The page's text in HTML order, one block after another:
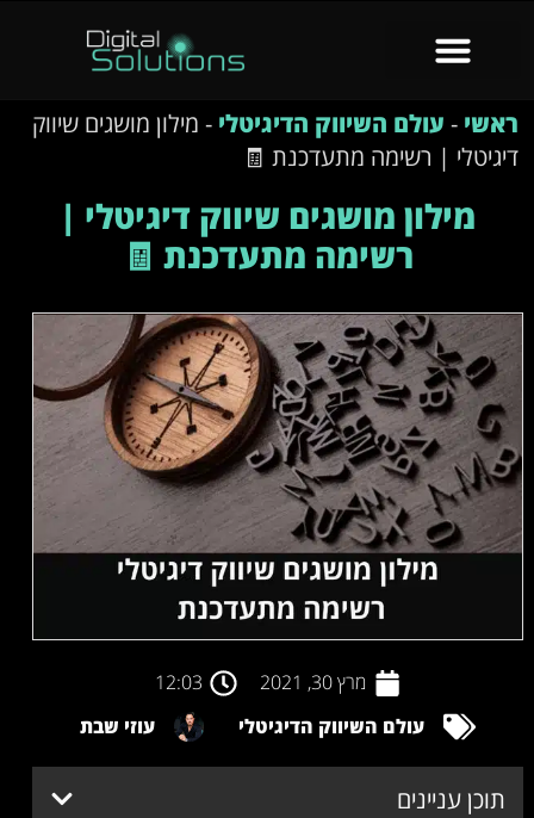
ראשי - עולם השיווק הדיגיטלי - מילון מושגים שיווק
דיגיטלי | רשימה מתעדכנת 🧾
מילון מושגים שיווק דיגיטלי |
רשימה מתעדכנת 🧾
מרץ 30, 2021
12:03
עולם השיווק הדיגיטלי
עוזי שבת
תוכן עניינים